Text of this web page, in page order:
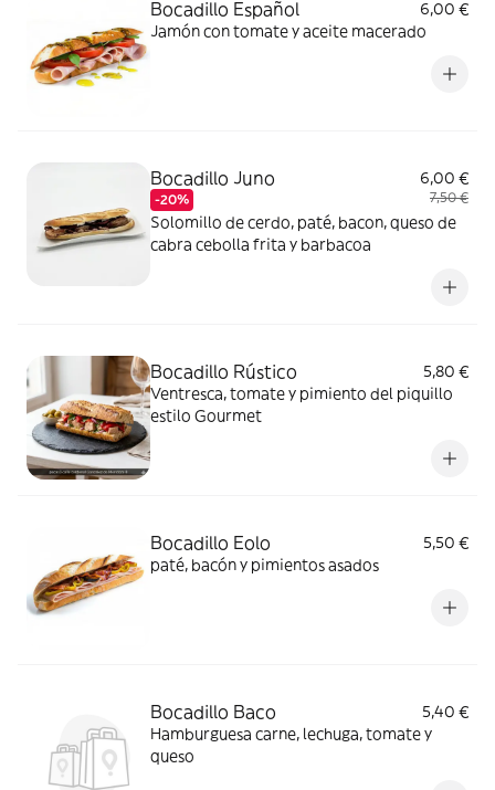
Bocadillo Español
6,00 €
Jamón con tomate y aceite macerado
Bocadillo Juno
-20%
6,00 €
7,50 €
Solomillo de cerdo, paté, bacon, queso de
cabra cebolla frita y barbacoa
Bocadillo Rústico
5,80 €
Ventresca, tomate y pimiento del piquillo
estilo Gourmet
Bocadillo Eolo
5,50 €
paté, bacón y pimientos asados
Bocadillo Baco
5,40 €
Hamburguesa carne, lechuga, tomate y
queso